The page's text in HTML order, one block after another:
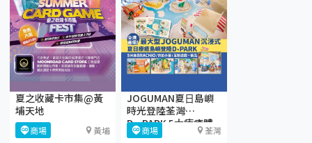
夏之收藏卡市集@黃
埔天地
商場 黃埔
JOGUMAN夏⽇島嶼
時光登陸荃灣
D·PARK 5大療癒體
驗區+期間限定店
商場 荃灣